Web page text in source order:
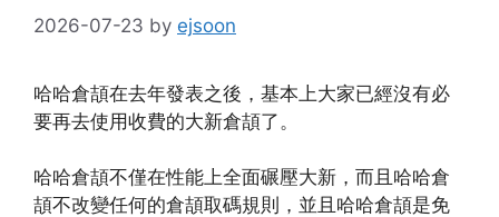
2026-07-23 by ejsoon
哈哈倉頡在去年發表之後，基本上大家已經沒有必
要再去使用收費的大新倉頡了。
哈哈倉頡不僅在性能上全面碾壓大新，而且哈哈倉
頡不改變任何的倉頡取碼規則，並且哈哈倉頡是免